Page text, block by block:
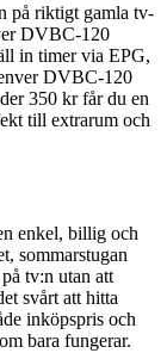
på riktigt gamla tv-
DVBC-120
in timer via EPG,
DVBC-120
350 kr får du en
till extrarum och
enkel, billig och
sommarstugan
tv:n utan att
svårt att hitta
inköpspris och
bara fungerar.